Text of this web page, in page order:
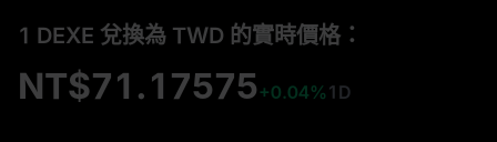
1 DEXE 兌換為 TWD 的實時價格：
NT$71.17575+0.04% 1D